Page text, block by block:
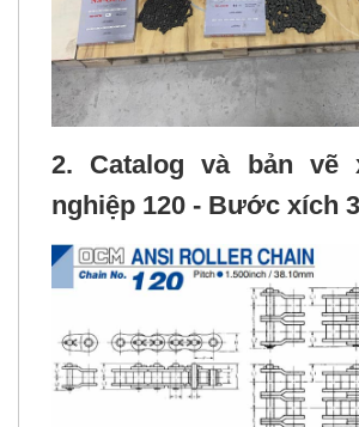
2. Catalog và bản vẽ
nghiệp 120 - Bước xích